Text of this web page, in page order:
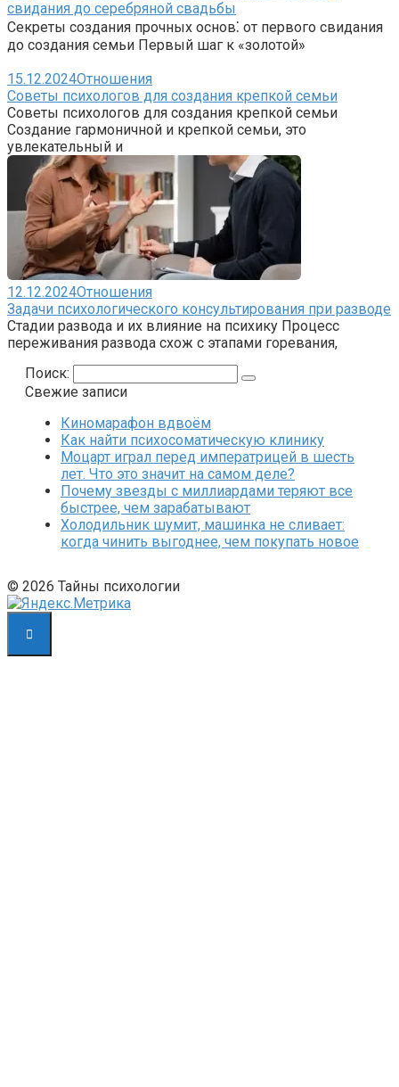
свидания до серебряной свадьбы
Секреты создания прочных основ⁚ от первого свидания
до создания семьи Первый шаг к «золотой»
15.12.2024Отношения
Советы психологов для создания крепкой семьи
Советы психологов для создания крепкой семьи
Создание гармоничной и крепкой семьи, это
увлекательный и
12.12.2024Отношения
Задачи психологического консультирования при разводе
Стадии развода и их влияние на психику Процесс
переживания развода схож с этапами горевания,
Поиск:
Свежие записи
Киномарафон вдвоём
Как найти психосоматическую клинику
Моцарт играл перед императрицей в шесть
лет. Что это значит на самом деле?
Почему звезды с миллиардами теряют все
быстрее, чем зарабатывают
Холодильник шумит, машинка не сливает:
когда чинить выгоднее, чем покупать новое
© 2026 Тайны психологии